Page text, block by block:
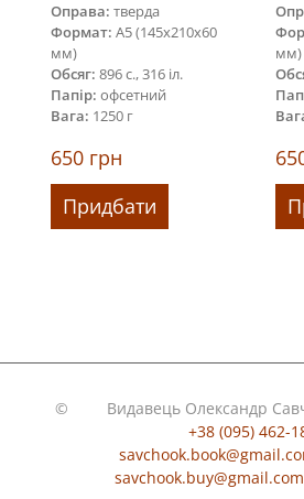
Оправа: тверда
Формат: А5 (145х210х60
мм)
Обсяг: 896 с., 316 іл.
Папір: офсетний
Вага: 1250 г
650 грн
Придбати
мм)
©
Видавець Олександр
+38 (095) 462-
savchook.buy@gmail.com